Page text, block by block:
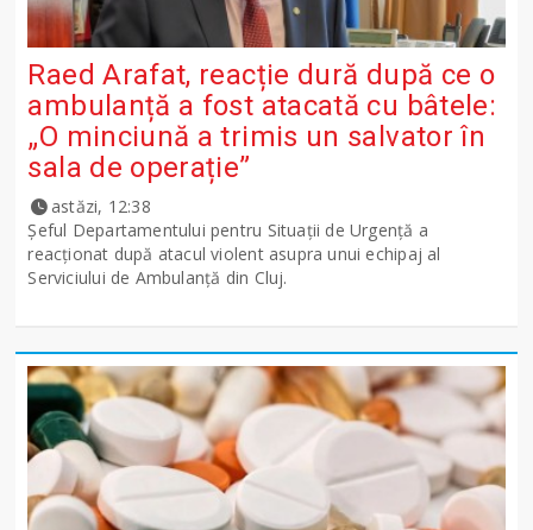
Raed Arafat, reacție dură după ce o
ambulanță a fost atacată cu bâtele:
„O minciună a trimis un salvator în
sala de operație”
astăzi, 12:38
Șeful Departamentului pentru Situații de Urgență a
reacționat după atacul violent asupra unui echipaj al
Serviciului de Ambulanță din Cluj.